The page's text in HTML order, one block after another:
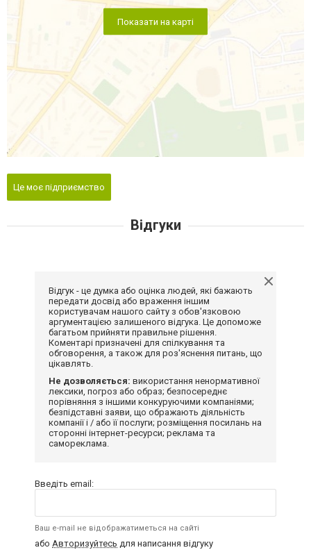
Показати на карті
Це моє підприємство
Відгуки
Відгук - це думка або оцінка людей, які бажають
передати досвід або враження іншим
користувачам нашого сайту з обов'язковою
аргументацією залишеного відгука. Це допоможе
багатьом прийняти правильне рішення.
Коментарі призначені для спілкування та
обговорення, а також для роз'яснення питань, що
цікавлять.
Не дозволяється: використання ненормативної
лексики, погроз або образ; безпосереднє
порівняння з іншими конкуруючими компаніями;
безпідставні заяви, що ображають діяльність
компанії і / або її послуги; розміщення посилань на
сторонні інтернет-ресурси; реклама та
самореклама.
Введіть email:
Ваш e-mail не відображатиметься на сайті
або Авторизуйтесь для написання відгуку